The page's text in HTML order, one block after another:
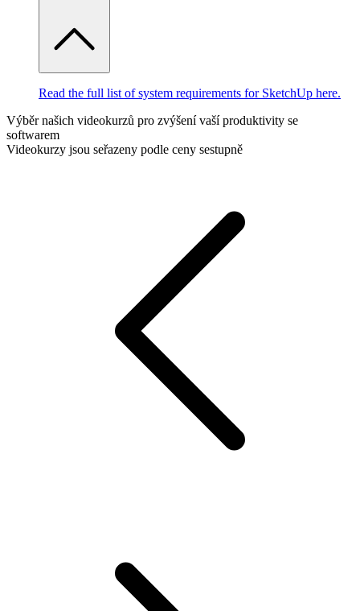
Read the full list of system requirements for SketchUp here.
Výběr našich videokurzů pro zvýšení vaší produktivity se
softwarem
Videokurzy jsou seřazeny podle ceny sestupně